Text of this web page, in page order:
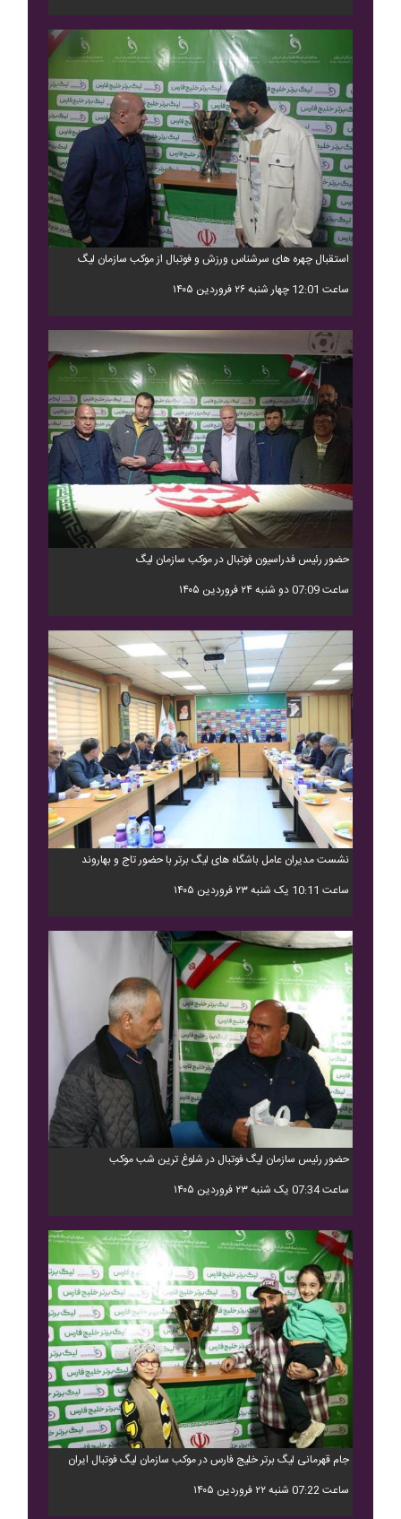
استقبال چهره های سرشناس ورزش و فوتبال از موکب سازمان لیگ
ساعت 12:01 چهار شنبه ۲۶ فروردین ۱۴۰۵
حضور رئیس فدراسیون فوتبال در موکب سازمان لیگ
ساعت 07:09 دو شنبه ۲۴ فروردین ۱۴۰۵
نشست مدیران عامل باشگاه های لیگ برتر با حضور تاج و بهاروند
ساعت 10:11 یک شنبه ۲۳ فروردین ۱۴۰۵
حضور رئیس سازمان لیگ فوتبال در شلوغ ترین شب موکب
ساعت 07:34 یک شنبه ۲۳ فروردین ۱۴۰۵
جام قهرمانی لیگ برتر خلیج فارس در موکب سازمان لیگ فوتبال ایران
ساعت 07:22 شنبه ۲۲ فروردین ۱۴۰۵